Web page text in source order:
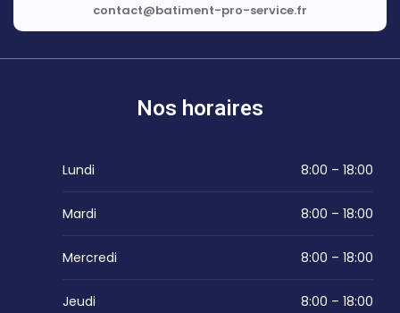
contact@batiment-pro-service.fr
Nos horaires
Lundi 8:00 – 18:00
Mardi 8:00 – 18:00
Mercredi 8:00 – 18:00
Jeudi 8:00 – 18:00